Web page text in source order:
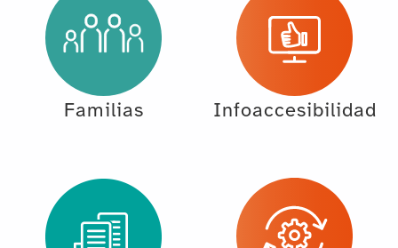
Familias Infoaccesibilidad